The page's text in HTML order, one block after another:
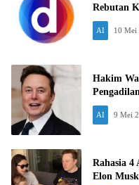
Rebutan
AI 10 Mei
Hakim
AI 9 Mei
Rahasia 4
Elon Musk